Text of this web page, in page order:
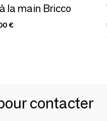
la main Bricco
€
contacter